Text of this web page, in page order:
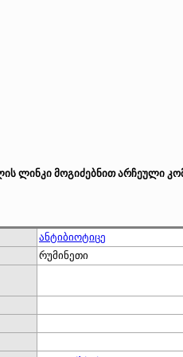
ლინკი მოგიძებნით არჩეული
ანტიბიოტიცე
რუმინეთი